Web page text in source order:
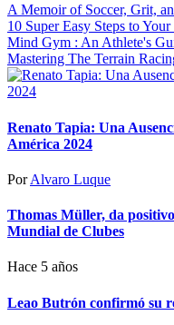
A Memoir of Soccer, Grit,
10 Super Easy Steps to
Mind Gym : An Athlete's
Mastering The Terrain
Renato Tapia: Una
América 2024
Por Alvaro Luque
Thomas Müller, da
Mundial de Clubes
Hace 5 años
Leao Butrón confirmó su